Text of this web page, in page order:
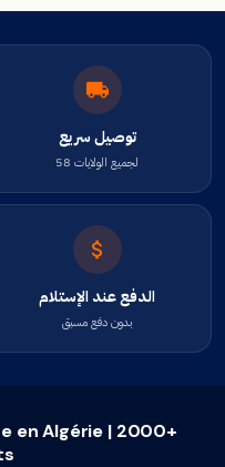
توصيل سريع
لجميع الولايات 58
الدفع عند الإستلام
بدون دفع مسبق
en Algérie | 2000+